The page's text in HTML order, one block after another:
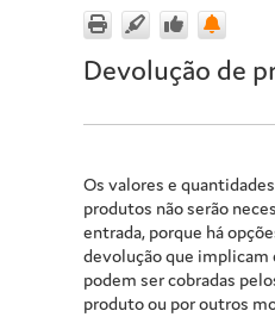
Devolução de
Os valores e
produtos não serão
entrada, porque há
devolução que implicam
podem ser cobradas
produto ou por outros